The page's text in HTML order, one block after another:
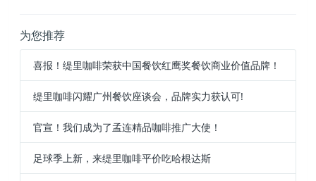
为您推荐
喜报！缇里咖啡荣获中国餐饮红鹰奖餐饮商业价值品牌！
缇里咖啡闪耀广州餐饮座谈会，品牌实力获认可!
官宣！我们成为了孟连精品咖啡推广大使！
足球季上新，来缇里咖啡平价吃哈根达斯